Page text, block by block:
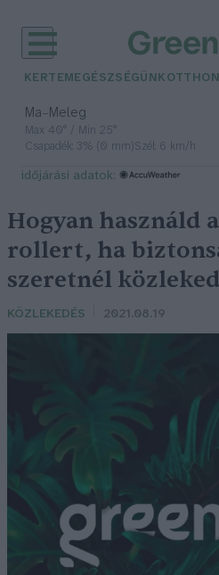
KERTEM EGÉSZSÉGÜNK
Ma– Meleg
Max 40° / Min 25°
Csapadék: 3% (0 mm)Szél: 6 km/h
időjárási adatok:
Hogyan használd
rollert, ha
szeretnél
KÖZLEKEDÉS 2021.08.19